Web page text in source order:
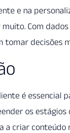
e na
Com
tomar decisões
é essencial
os estágios
a criar conteúdo